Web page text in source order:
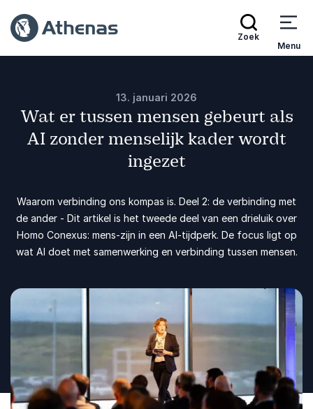
Zoek
Menu
13. januari 2026
Wat er tussen mensen gebeurt als
AI zonder menselijk kader wordt
ingezet
Waarom verbinding ons kompas is. Deel 2: de verbinding met
de ander - Dit artikel is het tweede deel van een drieluik over
Homo Conexus: mens-zijn in een AI-tijdperk. De focus ligt op
wat AI doet met samenwerking en verbinding tussen mensen.